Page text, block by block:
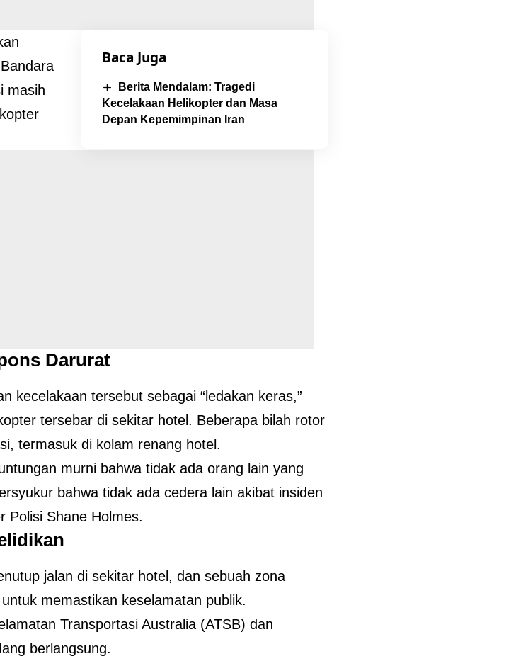
Baca Juga
Berita Mendalam: Tragedi
Kecelakaan Helikopter dan Masa
Depan Kepemimpinan Iran
masih
Darurat
kecelakaan tersebut sebagai “ledakan keras,”
tersebar di sekitar hotel. Beberapa bilah rotor
termasuk di kolam renang hotel.
murni bahwa tidak ada orang lain yang
bahwa tidak ada cedera lain akibat insiden
Polisi Shane Holmes.
jalan di sekitar hotel, dan sebuah zona
memastikan keselamatan publik.
Transportasi Australia (ATSB) dan
berlangsung.